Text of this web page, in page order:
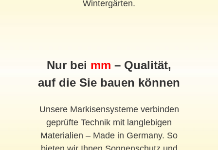
Wintergärten.
Nur bei mm – Qualität,
auf die Sie bauen können
Unsere Markisensysteme verbinden
geprüfte Technik mit langlebigen
Materialien – Made in Germany. So